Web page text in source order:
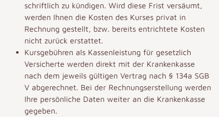
schriftlich zu kündigen. Wird diese Frist versäumt,
werden Ihnen die Kosten des Kurses privat in
Rechnung gestellt, bzw. bereits entrichtete Kosten
nicht zurück erstattet.
Kursgebühren als Kassenleistung für gesetzlich
Versicherte werden direkt mit der Krankenkasse
nach dem jeweils gültigen Vertrag nach § 134a SGB
V abgerechnet. Bei der Rechnungserstellung werden
Ihre persönliche Daten weiter an die Krankenkasse
gegeben.